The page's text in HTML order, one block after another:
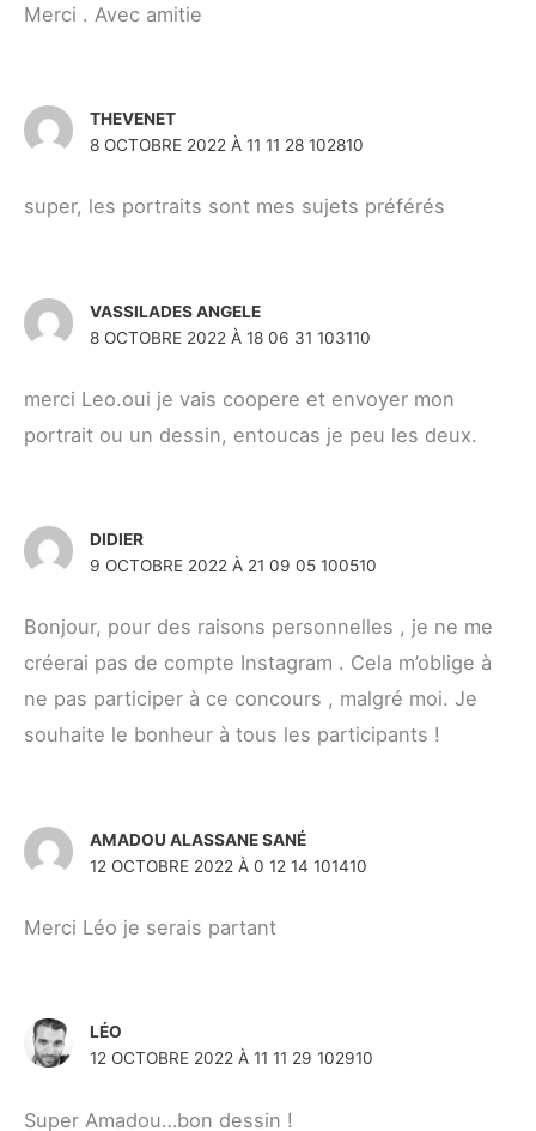
Merci . Avec amitie
THEVENET
8 OCTOBRE 2022 À 11 11 28 102810
super, les portraits sont mes sujets préférés
VASSILADES ANGELE
8 OCTOBRE 2022 À 18 06 31 103110
merci Leo.oui je vais coopere et envoyer mon
portrait ou un dessin, entoucas je peu les deux.
DIDIER
9 OCTOBRE 2022 À 21 09 05 100510
Bonjour, pour des raisons personnelles , je ne me
créerai pas de compte Instagram . Cela m’oblige à
ne pas participer à ce concours , malgré moi. Je
souhaite le bonheur à tous les participants !
AMADOU ALASSANE SANÉ
12 OCTOBRE 2022 À 0 12 14 101410
Merci Léo je serais partant
LÉO
12 OCTOBRE 2022 À 11 11 29 102910
Super Amadou…bon dessin !